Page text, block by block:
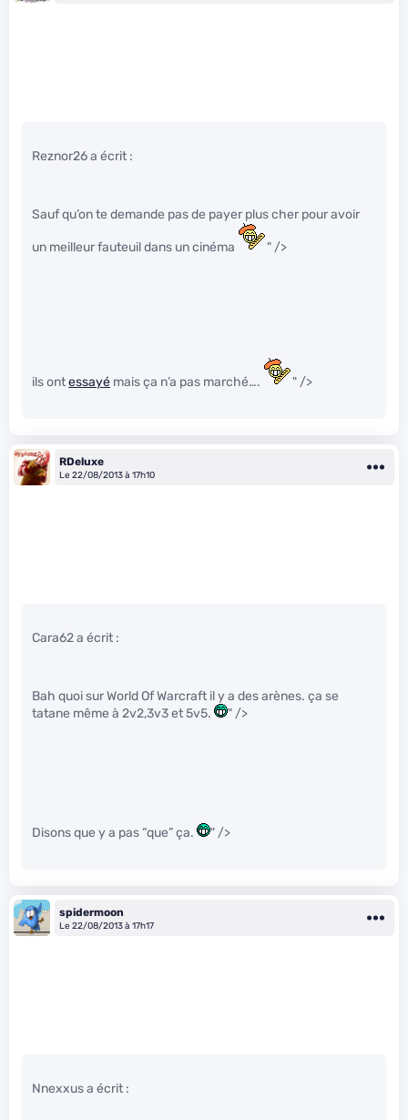
Reznor26 a écrit :
Sauf qu’on te demande pas de payer plus cher pour avoir
un meilleur fauteuil dans un cinéma " />
ils ontessayé mais ça n’a pas marché…. " />
RDeluxe
Le 22/08/2013 à 17h10
Cara62 a écrit :
Bah quoi sur World Of Warcraft il y a des arènes. ça se
tatane même à 2v2,3v3 et 5v5.
" />
Disons que y a pas “que” ça. " />
spidermoon
Le 22/08/2013 à 17h17
Nnexxus a écrit :